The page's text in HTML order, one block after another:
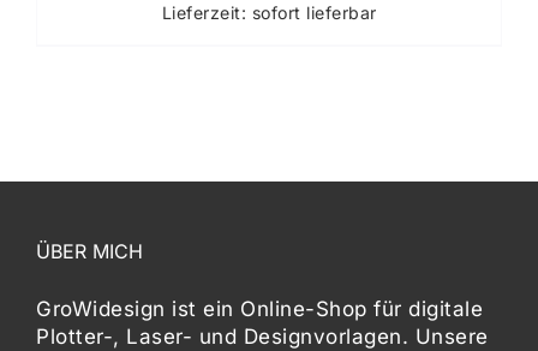
Lieferzeit: sofort lieferbar
ÜBER MICH
GroWidesign ist ein Online-Shop für digitale
Plotter-, Laser- und Designvorlagen. Unsere